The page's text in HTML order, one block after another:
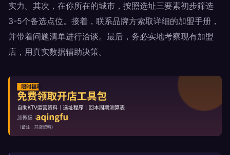
实力。其次，在你所在的城市，按照选址三要素初步筛选
3-5个备选点位。接着，联系品牌方索取详细的加盟手册，
并带着问题清单进行洽谈。最后，务必实地考察现有加盟
店，用真实数据辅助决策。